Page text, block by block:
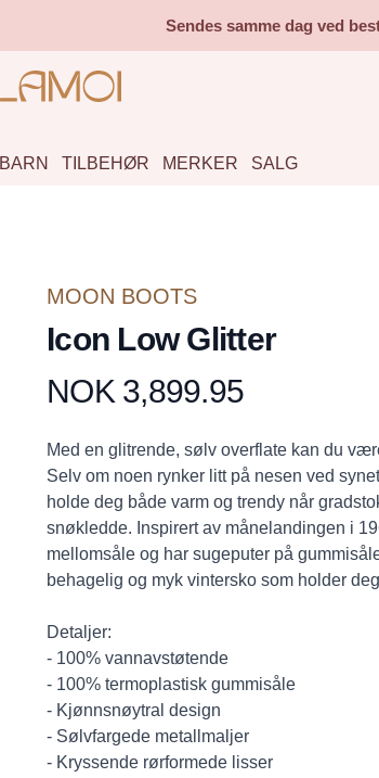
Sendes samme dag ved
BARN TILBEHØR MERKER SALG
MOON BOOTS
Icon Low Glitter
Produktdetaljer
NOK 3,899.95
Description
Med en glitrende, sølv overflate kan du
Selv om noen rynker litt på nesen ved
holde deg både varm og trendy når
snøkledde. Inspirert av månelandingen i
mellomsåle og har sugeputer på
behagelig og myk vintersko som holder
Detaljer:
- 100% vannavstøtende
- 100% termoplastisk gummisåle
- Kjønnsnøytral design
- Sølvfargede metallmaljer
- Kryssende rørformede lisser